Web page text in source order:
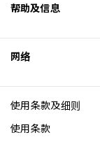
Excellence Awards
博客
帮助及信息
网络
使用条款及细则
使用条款